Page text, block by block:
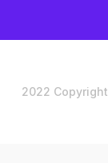
2022 Copyright